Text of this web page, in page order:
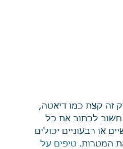
זה קצת כמו דיאטה,
חשוב לכתוב את כל
או רבעוניים יכולים
המטרות. טיפים על